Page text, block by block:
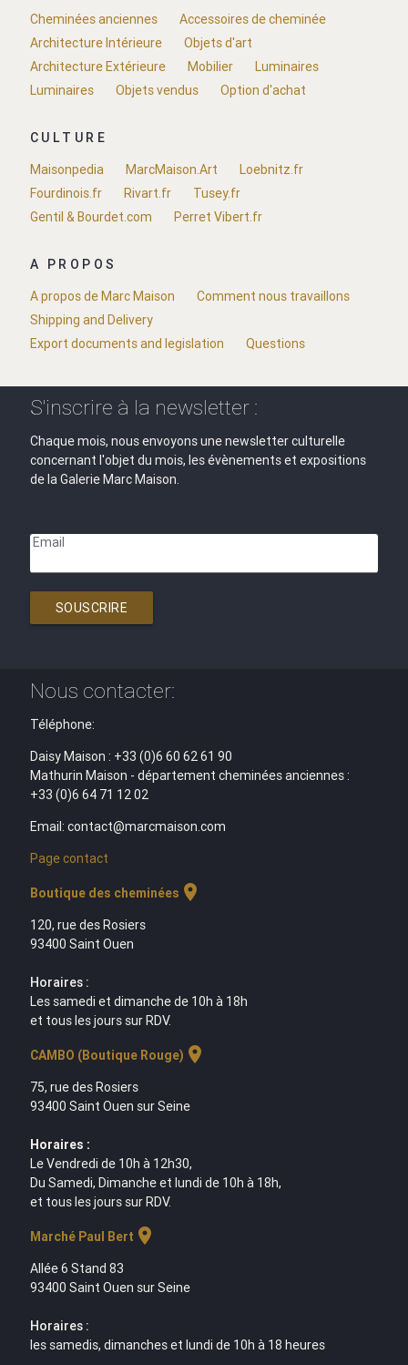
Cheminées anciennes
Accessoires de cheminée
Architecture Intérieure
Objets d'art
Architecture Extérieure
Mobilier
Luminaires
Luminaires
Objets vendus Option d'achat
CULTURE
Maisonpedia
MarcMaison.Art
Loebnitz.fr
Fourdinois.fr
Rivart.fr
Tusey.fr
Gentil & Bourdet.com
Perret Vibert.fr
A PROPOS
A propos de Marc Maison
Comment nous travaillons
Shipping and Delivery
Export documents and legislation
Questions
S'inscrire à la newsletter :
Chaque mois, nous envoyons une newsletter culturelle
concernant l'objet du mois, les évènements et expositions
de la Galerie Marc Maison.
Email
SOUSCRIRE
Nous contacter:
Téléphone:
Daisy Maison : +33 (0)6 60 62 61 90
Mathurin Maison - département cheminées anciennes :
+33 (0)6 64 71 12 02
Email: contact@marcmaison.com
Page contact
Boutique des cheminées location_on
120, rue des Rosiers
93400 Saint Ouen
Horaires :
Les samedi et dimanche de 10h à 18h
et tous les jours sur RDV.
CAMBO (Boutique Rouge) location_on
75, rue des Rosiers
93400 Saint Ouen sur Seine
Horaires :
Le Vendredi de 10h à 12h30,
Du Samedi, Dimanche et lundi de 10h à 18h,
et tous les jours sur RDV.
Marché Paul Bert location_on
Allée 6 Stand 83
93400 Saint Ouen sur Seine
Horaires :
les samedis, dimanches et lundi de 10h à 18 heures